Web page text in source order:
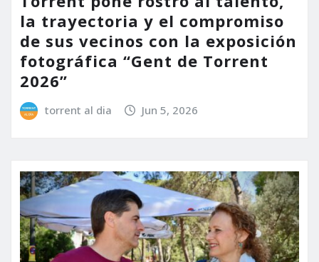
la trayectoria y el compromiso
de sus vecinos con la exposición
fotográfica “Gent de Torrent
2026”
torrent al dia Jun 5, 2026